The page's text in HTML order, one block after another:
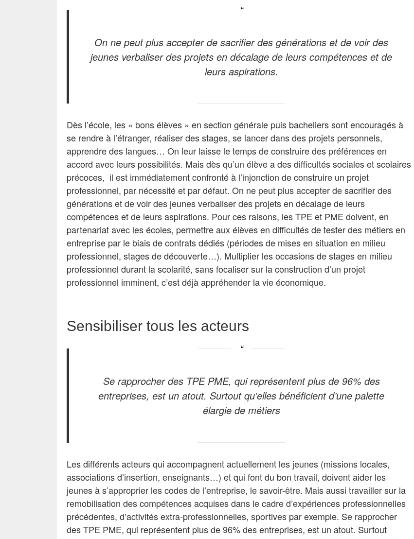
On ne peut plus accepter de sacrifier des générations et de voir des
jeunes verbaliser des projets en décalage de leurs compétences et de
leurs aspirations.
Dès l’école, les « bons élèves » en section générale puis bacheliers sont encouragés à
se rendre à l’étranger, réaliser des stages, se lancer dans des projets personnels,
apprendre des langues… On leur laisse le temps de construire des préférences en
accord avec leurs possibilités. Mais dès qu’un élève a des difficultés sociales et scolaires
précoces, il est immédiatement confronté à l’injonction de construire un projet
professionnel, par nécessité et par défaut. On ne peut plus accepter de sacrifier des
générations et de voir des jeunes verbaliser des projets en décalage de leurs
compétences et de leurs aspirations. Pour ces raisons, les TPE et PME doivent, en
partenariat avec les écoles, permettre aux élèves en difficultés de tester des métiers en
entreprise par le biais de contrats dédiés (périodes de mises en situation en milieu
professionnel, stages de découverte…). Multiplier les occasions de stages en milieu
professionnel durant la scolarité, sans focaliser sur la construction d’un projet
professionnel imminent, c’est déjà appréhender la vie économique.
Sensibiliser tous les acteurs
Se rapprocher des TPE PME, qui représentent plus de 96% des
entreprises, est un atout. Surtout qu’elles bénéficient d’une palette
élargie de métiers
Les différents acteurs qui accompagnent actuellement les jeunes (missions locales,
associations d’insertion, enseignants…) et qui font du bon travail, doivent aider les
jeunes à s’approprier les codes de l’entreprise, le savoir-être. Mais aussi travailler sur la
remobilisation des compétences acquises dans le cadre d’expériences professionnelles
précédentes, d’activités extra-professionnelles, sportives par exemple. Se rapprocher
des TPE PME, qui représentent plus de 96% des entreprises, est un atout. Surtout